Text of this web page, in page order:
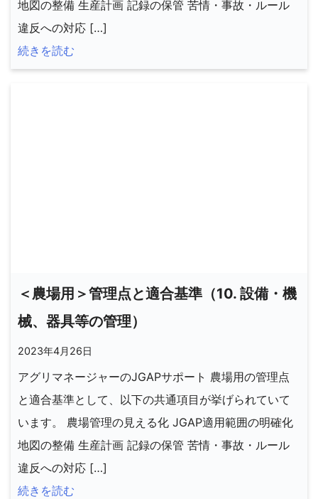
地図の整備 生産計画 記録の保管 苦情・事故・ルール
違反への対応 […]
続きを読む
＜農場用＞管理点と適合基準（10. 設備・機
械、器具等の管理）
2023年4月26日
アグリマネージャーのJGAPサポート 農場用の管理点
と適合基準として、以下の共通項目が挙げられていて
います。 農場管理の見える化 JGAP適用範囲の明確化
地図の整備 生産計画 記録の保管 苦情・事故・ルール
違反への対応 […]
続きを読む